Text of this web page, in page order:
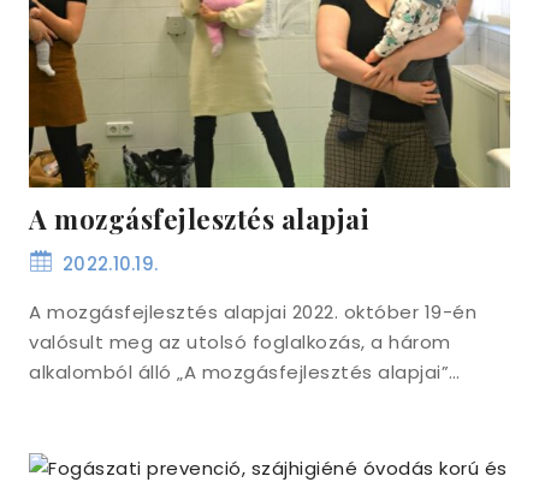
A mozgásfejlesztés alapjai
2022.10.19.
A mozgásfejlesztés alapjai 2022. október 19-én
valósult meg az utolsó foglalkozás, a három
alkalomból álló „A mozgásfejlesztés alapjai”…